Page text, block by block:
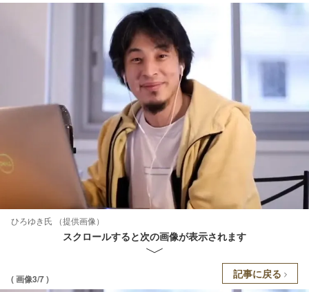
ひろゆき氏 （提供画像）
スクロールすると次の画像が表示されます
( 画像3/7 ) 記事に戻る